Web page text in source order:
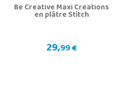
Be Creative Maxi Créations
en plâtre Stitch
29,99 €